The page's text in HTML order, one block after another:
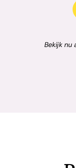
Bekijk nu